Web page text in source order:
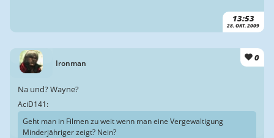
13:53
28. OKT. 2009
Ironman
0
Na und? Wayne?
AciD141:
Geht man in Filmen zu weit wenn man eine Vergewaltigung
Minderjähriger zeigt? Nein?